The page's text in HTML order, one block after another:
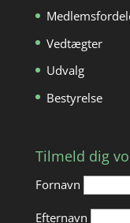
Vedtægter
Udvalg
Bestyrelse
Tilmeld dig
Fornavn
Efternavn